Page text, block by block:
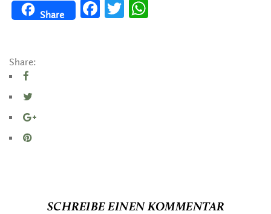
Share
FacebookTwitter
Share:
SCHREIBE EINEN KOMMENTAR